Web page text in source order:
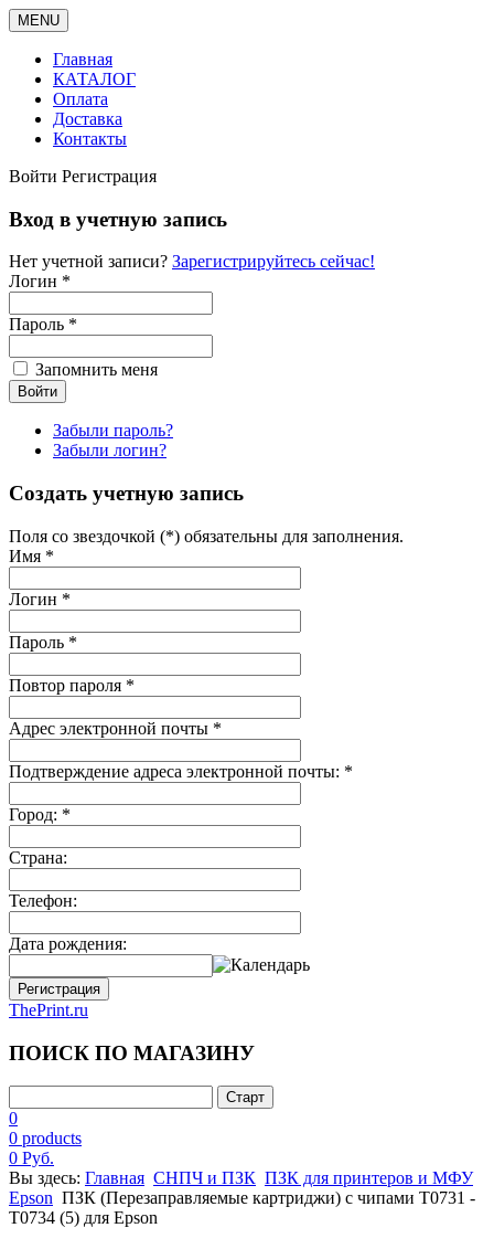
MENU
Главная
КАТАЛОГ
Оплата
Доставка
Контакты
Войти Регистрация
Вход в учетную запись
Нет учетной записи? Зарегистрируйтесь сейчас!
Логин *
Пароль *
Запомнить меня
Забыли пароль?
Забыли логин?
Создать учетную запись
Поля со звездочкой (*) обязательны для заполнения.
Имя *
Логин *
Пароль *
Повтор пароля *
Адрес электронной почты *
Подтверждение адреса электронной почты: *
Город: *
Страна:
Телефон:
Дата рождения:
Регистрация
ThePrint.ru
ПОИСК ПО МАГАЗИНУ
0
0 products
0 Руб.
Вы здесь: Главная СНПЧ и ПЗК ПЗК для принтеров и МФУ
Epson ПЗК (Перезаправляемые картриджи) с чипами T0731 -
T0734 (5) для Epson